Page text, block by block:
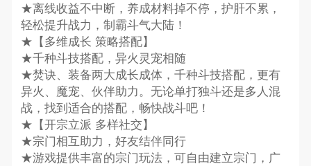
★离线收益不中断，养成材料掉不停，护肝不累，
轻松提升战力，制霸斗气大陆！
★【多维成长 策略搭配】
★千种斗技搭配，异火灵宠相随
★焚诀、装备两大成长成体，千种斗技搭配，更有
异火、魔宠、伙伴助力。无论单打独斗还是多人混
战，找到适合的搭配，畅快战斗吧！
★【开宗立派 多样社交】
★宗门相互助力，好友结伴同行
★游戏提供丰富的宗门玩法，可自由建立宗门，广